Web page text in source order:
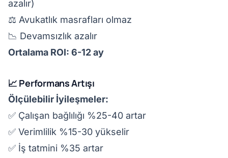
azalır)
⚖️ Avukatlık masrafları olmaz
📉 Devamsızlık azalır
Ortalama ROI: 6-12 ay
📈 Performans Artışı
Ölçülebilir İyileşmeler:
✅ Çalışan bağlılığı %25-40 artar
✅ Verimlilik %15-30 yükselir
✅ İş tatmini %35 artar